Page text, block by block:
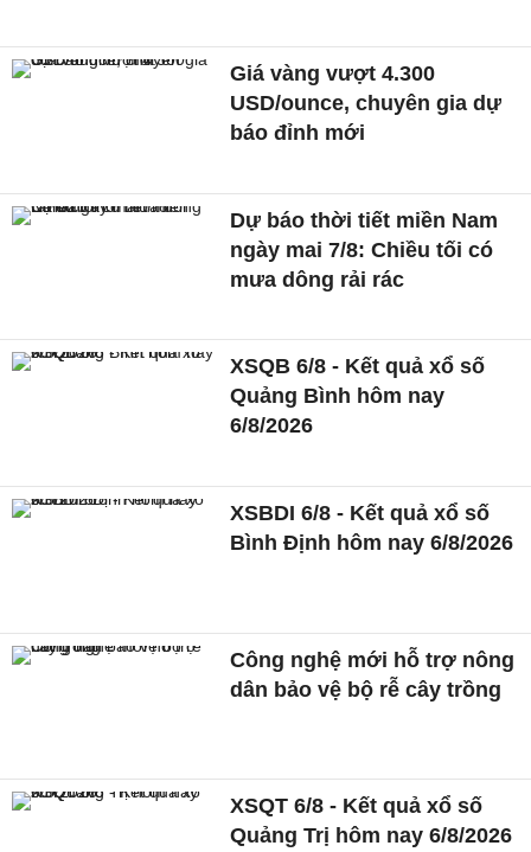
Giá vàng vượt 4.300
USD/ounce, chuyên gia dự
báo đỉnh mới
Dự báo thời tiết miền Nam
ngày mai 7/8: Chiều tối có
mưa dông rải rác
XSQB 6/8 - Kết quả xổ số
Quảng Bình hôm nay
6/8/2026
XSBDI 6/8 - Kết quả xổ số
Bình Định hôm nay 6/8/2026
Công nghệ mới hỗ trợ nông
dân bảo vệ bộ rễ cây trồng
XSQT 6/8 - Kết quả xổ số
Quảng Trị hôm nay 6/8/2026